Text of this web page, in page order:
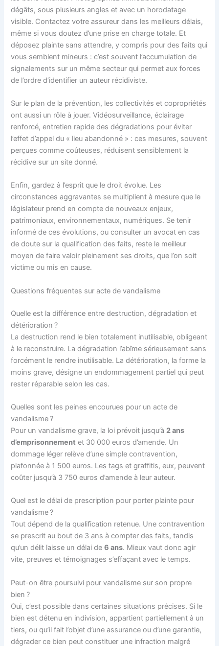
dégâts, sous plusieurs angles et avec un horodatage
visible. Contactez votre assureur dans les meilleurs délais,
même si vous doutez d’une prise en charge totale. Et
déposez plainte sans attendre, y compris pour des faits qui
vous semblent mineurs : c’est souvent l’accumulation de
signalements sur un même secteur qui permet aux forces
de l’ordre d’identifier un auteur récidiviste.
Sur le plan de la prévention, les collectivités et copropriétés
ont aussi un rôle à jouer. Vidéosurveillance, éclairage
renforcé, entretien rapide des dégradations pour éviter
l’effet d’appel du « lieu abandonné » : ces mesures, souvent
perçues comme coûteuses, réduisent sensiblement la
récidive sur un site donné.
Enfin, gardez à l’esprit que le droit évolue. Les
circonstances aggravantes se multiplient à mesure que le
législateur prend en compte de nouveaux enjeux,
patrimoniaux, environnementaux, numériques. Se tenir
informé de ces évolutions, ou consulter un avocat en cas
de doute sur la qualification des faits, reste le meilleur
moyen de faire valoir pleinement ses droits, que l’on soit
victime ou mis en cause.
Questions fréquentes sur acte de vandalisme
Quelle est la différence entre destruction, dégradation et
détérioration ?
La destruction rend le bien totalement inutilisable, obligeant
à le reconstruire. La dégradation l’abîme sérieusement sans
forcément le rendre inutilisable. La détérioration, la forme la
moins grave, désigne un endommagement partiel qui peut
rester réparable selon les cas.
Quelles sont les peines encourues pour un acte de
vandalisme ?
Pour un vandalisme grave, la loi prévoit jusqu’à 2 ans
d’emprisonnement et 30 000 euros d’amende. Un
dommage léger relève d’une simple contravention,
plafonnée à 1 500 euros. Les tags et graffitis, eux, peuvent
coûter jusqu’à 3 750 euros d’amende à leur auteur.
Quel est le délai de prescription pour porter plainte pour
vandalisme ?
Tout dépend de la qualification retenue. Une contravention
se prescrit au bout de 3 ans à compter des faits, tandis
qu’un délit laisse un délai de6 ans. Mieux vaut donc agir
vite, preuves et témoignages s’effaçant avec le temps.
Peut-on être poursuivi pour vandalisme sur son propre
bien ?
Oui, c’est possible dans certaines situations précises. Si le
bien est détenu en indivision, appartient partiellement à un
tiers, ou qu’il fait l’objet d’une assurance ou d’une garantie,
dégrader ce bien peut constituer une infraction malgré